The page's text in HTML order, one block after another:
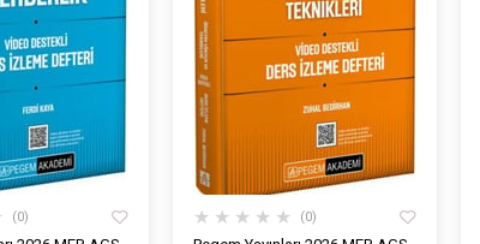
0 ★ ★ ★ ★ ★ 0